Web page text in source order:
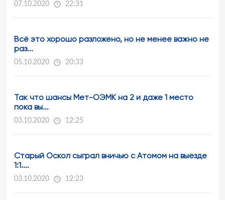
07.10.2020 22:31
Всё это хорошо разложено, но не менее важно не
раз...
05.10.2020 20:33
Так что шансы Мет-ОЭМК на 2 и даже 1 место
пока вы...
03.10.2020 12:25
Старый Оскол сыграл вничью с Атомом на выезде
1:1....
03.10.2020 12:23